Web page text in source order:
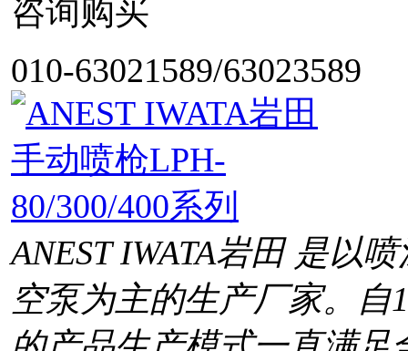
咨询购买
010-63021589/63023589
ANEST IWATA岩田 是以
空泵为主的生产厂家。自